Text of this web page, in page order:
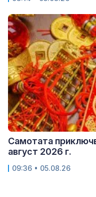
Самотата
август 2026 г.
09:36 • 05.08.26